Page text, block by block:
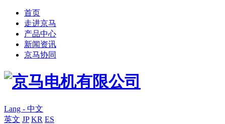
首页
走进京马
产品中心
新闻资讯
京马协同
Lang - 中文
英文 JP KR ES